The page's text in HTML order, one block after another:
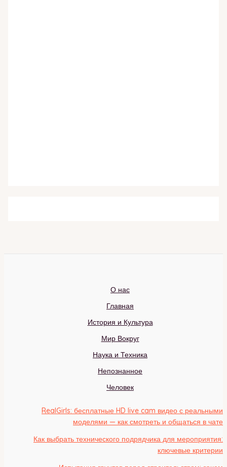
О нас
Главная
История и Культура
Мир Вокруг
Наука и Техника
Непознанное
Человек
RealGirls: бесплатные HD live cam видео с реальными
моделями — как смотреть и общаться в чате
Как выбрать технического подрядчика для мероприятия:
ключевые критерии